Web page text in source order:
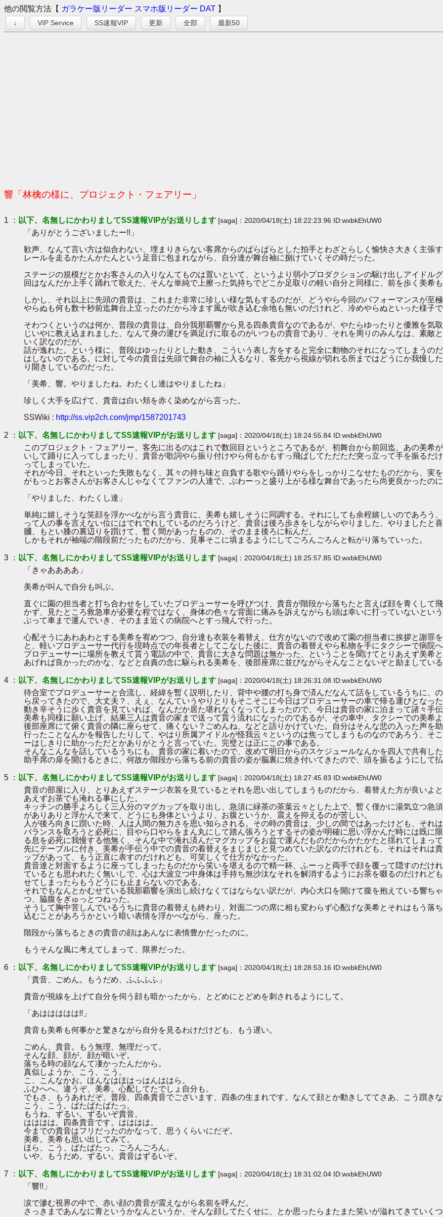
他の閲覧方法【 ガラケー版リーダー スマホ版リーダー DAT 】
↓ VIP Service SS速報VIP 更新 全部 最新50
響「林檎の様に、プロジェクト・フェアリー」
1 ： 以下、名無しにかわりましてSS速報VIPがお送りします [saga]：2020/04/18(土) 18:22:23.96 ID:wxbkEhUW0
「ありがとうございましたー!!」
歓声、なんて言い方は似合わない、埋まりきらない客席からのぱらぱらとした拍手とわざとらしく愉快さ大きく主張
レールを走るかたんかたんという足音に包まれながら、自分達が舞台袖に捌けていくその時だった。
ステージの規模だとかお客さんの入りなんてものは置いといて、というより弱小プロダクションの駆け出しアイドル
回はなんだか上手く踊れて歌えた、そんな単純で上擦った気持ちでどこか足取りの軽い自分と同様に、前を歩く美希
しかし、それ以上に先頭の貴音は、これまた非常に珍しい様な気もするのだが、どうやら今回のパフォーマンスが至
やらぬも何も数十秒前迄舞台上立ったのだから冷ます風が吹き込む余地も無いのだけれど、冷めやらぬといった様子で
そわつくというのは何か、普段の貴音は、自分我那覇響から見る四条貴音なのであるが、やたらゆったりと優雅を気
じいやに教え込まれました、なんて身の運びを満足げに取るのがいつもの貴音であり、それを周りのみんなは、素敵
いく訳なのだが。
話が逸れた。という様に、普段はゆったりとした動き、こういう表し方をすると完全に動物のそれになってしまうの
はしないのである。に対して今の貴音は先頭で舞台の袖に入るなり、客先から視線が切れる所まではどうにか我慢し
り開きしているのだった。
「美希、響。やりましたね。わたくし達はやりましたね」
珍しく大手を広げて、貴音は白い頬を赤く染めながら言った。
SSWiki : http://ss.vip2ch.com/jmp/1587201743
2 ： 以下、名無しにかわりましてSS速報VIPがお送りします [saga]：2020/04/18(土) 18:24:55.84 ID:wxbkEhUW0
このプロジェクト・フェアリー、客先に出るのはこれで数回目というところであるが、初舞台から前回迄、あの美希
いして踊りに入ってしまったり、貴音が歌詞やら振り付けやら何もかもすっ飛ばしてただただ突っ立って手を振るだ
ってしまっていた。
それが今日、それといった失敗もなく、其々の持ち味と自負する歌やら踊りやらをしっかりこなせたものだから、実
がもっとお客さんがお客さんじゃなくてファンの人達で、ぶわーっと盛り上がる様な舞台であったら尚更良かったのに
「やりました、わたくし達」
単純に嬉しそうな笑顔を浮かべながら言う貴音に、美希も嬉しそうに同調する。それにしても余程嬉しいのであろう
って人の事を言えない位にはでれでれしているのだろうけど、貴音は後ろ歩きをしながらやりました、やりましたと
膕、もとい膝の裏辺りを躓けて、暫く間があったものの、そのまま後ろに転んだ。
しかもそれが袖端の階段前だったものだから、見事そこに填まるようにしてごろんごろんと転がり落ちていった。
3 ： 以下、名無しにかわりましてSS速報VIPがお送りします [saga]：2020/04/18(土) 18:25:57.85 ID:wxbkEhUW0
「きゃああああ」
美希が叫んで自分も叫ぶ。
直ぐに園の担当者と打ち合わせをしていたプロデューサーを呼びつけ、貴音が階段から落ちたと言えば顔を青くして
かず、見たところ救急車が必要な程ではなく、身体の色々な背面に痛みを訴えながらも頭は幸いに打っていないとい
ぶって車まで運んでいき、そのまま近くの病院へとすっ飛んで行った。
心配そうにあわあわとする美希を宥めつつ、自分達も衣装を着替え、仕方がないので改めて園の担当者に挨拶と謝罪
と、軽いプロデューサー代行を現時点での年長者としてこなした後に、貴音の着替えやら私物を手にタクシーで病院へ
プロデューサーに場所を教えて貰う電話の中で、貴音に大きな問題は無かった、ということを聞けてとりあえず美希
あげれば良かったのかな、などと自責の念に駆られる美希を、後部座席に並びながらそんなことないぞと励ましてい
4 ： 以下、名無しにかわりましてSS速報VIPがお送りします [saga]：2020/04/18(土) 18:26:31.08 ID:wxbkEhUW0
待合室でプロデューサーと合流し、経緯を暫く説明したり、背中や腰の打ち身で済んだなんて話をしているうちに、
ら戻ってきたので、大丈夫？、えぇ、なんていうやりとりもそこそこに今日はプロデューサーの車で帰る運びとなった
動き辛そうに歩く貴音を見ていれば、なんだか居た堪れなくなってしまったので、今日は貴音の家に泊まって諸々手
美希も同様に願い上げ、結果三人は貴音の家まで送って貰う流れになったのであるが、その車中、タクシーでの美希
後部座席にて俯く貴音の隣に座らせて、痛くない？ごめんね、などと語りかけていた。自分はそんな悲の入った声を
行ったことなんかを報告したりして、やはり所属アイドルが怪我云々というのは焦ってしまうものなのであろう、そ
ーはしきりに助かっただとかありがとうと言っていた。完璧とは正にこの事である。
そんなこんなを話しているうちにも、貴音の家に着いたので、改めて明日からのスケジュールなんかを四人で共有し
助手席の扉を開けるときに、何故か階段から落ちる前の貴音の姿が脳裏に焼き付いてきたので、頭を振るようにして
5 ： 以下、名無しにかわりましてSS速報VIPがお送りします [saga]：2020/04/18(土) 18:27:45.83 ID:wxbkEhUW0
貴音の部屋に入り、とりあえずステージ衣装を見ているとそれを思い出してしまうものだから、着替えた方が良いよ
あえずお茶でも淹れる事にした。
キッチンの勝手よろしく三人分のマグカップを取り出し、急須に緑茶の茶葉云々とした上で、暫く僅かに湯気立つ急
がありありと浮かんで来て、どうにも身体というより、お腹というか、震えを抑えるのが苦しい。
人が後ろ向きに躓いた時、人は人間の無力さを思い知らされる。その時の貴音は、少しの間ではあったけども、それ
バランスを取ろうと必死に、目やら口やらをまん丸にして踏ん張ろうとするその姿が明確に思い浮かんだ時には既に
る息を必死に我慢する他無く、そんな中で淹れ済んだマグカップをお盆で運んだものだからかたかたと揺れてしまって
先にテーブルに付き、美希が手伝う中での貴音の着替えをまじまじと見つめていた訳なのだけれども、それはそれは
ップがあって、もう正直に表すのだけれども、可笑しくて仕方がなかった。
貴音達と対面するように座ってしまったものだから笑いを堪えるので精一杯、ふーっと両手で顔を覆って隠すのだけ
ているとも思われたく無いしで、心は大波立つ中身体は手持ち無沙汰なそれを解消するようにお茶を啜るのだけれど
せてしまったらもうどうにも止まらないのである。
それでもなんとかむせている我那覇響を演出し続けなくてはならない訳だが、内心大口を開けて腹を抱えている響ち
つ、脇腹をぎゅっとつねった。
そうして胸中苦しんでいるうちに貴音の着替えも終わり、対面二つの席に相も変わらず心配げな美希とそれはもう落
込むことがあろうかという暗い表情を浮かべながら、座った。
階段から落ちるときの貴音の顔はあんなに表情豊かだったのに。
もうそんな風に考えてしまって、限界だった。
6 ： 以下、名無しにかわりましてSS速報VIPがお送りします [saga]：2020/04/18(土) 18:28:53.16 ID:wxbkEhUW0
「貴音、ごめん。もうだめ、ふふふふ」
貴音が視線を上げて自分を伺う顔も暗かったから、とどめにとどめを刺されるようにして。
「あははははは!!」
貴音も美希も何事かと驚きながら自分を見るわけだけども、もう遅い。
ごめん、貴音。もう無理、無理だって。
そんな顔、顔が、顔が暗いぞ。
落ちる時の顔なんて凄かったんだから。
真似しようか、こう、こう。
こ、こんなかお。ほんなはほはっはんははら。
ふひへへ、違うぞ、美希。心配してたでしょ自分も。
でもさ、もうあれだぞ。普段、四条貴音でございます、四条の生まれです。なんて顔とか動きしててさあ、こう躓き
こう、こう。ばたばたばたっ。
もうね、ずるい。ずるいぞ貴音。
はははは。四条貴音です。はははは。
今までの貴音はフリだったのかなって、思うくらいにだぞ。
美希。美希も思い出してみて。
ほら、こう、ばたばたっ、ごろんごろん。
いや、もうだめ。ずるい。貴音はずるいぞ。
7 ： 以下、名無しにかわりましてSS速報VIPがお送りします [saga]：2020/04/18(土) 18:31:02.04 ID:wxbkEhUW0
「響!!」
涙で滲む視界の中で、赤い顔の貴音が震えながら名前を呼んだ。
さっきまであんなに青というかなんというか、そんな顔してたくせに、とか思ったらまたまた笑いが溢れてきていくつ